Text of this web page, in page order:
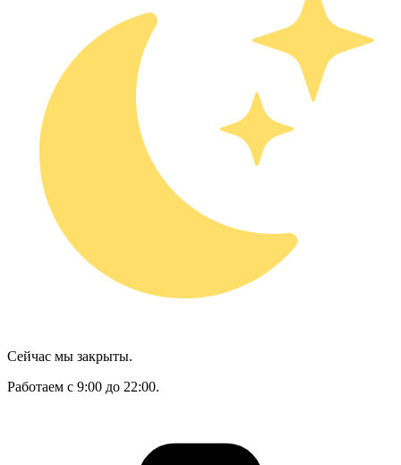
Сейчас мы закрыты.
Работаем с 9:00 до 22:00.